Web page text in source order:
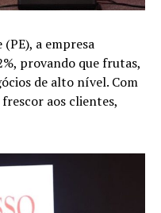
a empresa
provando que frutas,
de alto nível. Com
aos clientes,